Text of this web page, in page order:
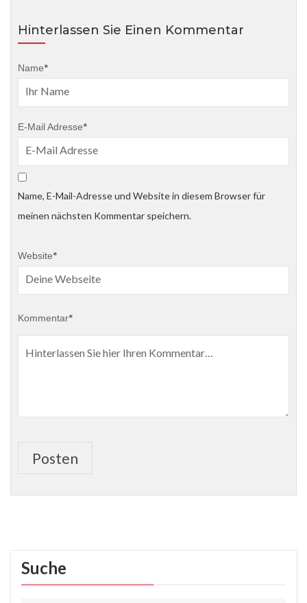
Hinterlassen Sie Einen Kommentar
Name*
E-Mail Adresse*
Name, E-Mail-Adresse und Website in diesem Browser für
meinen nächsten Kommentar speichern.
Website*
Kommentar*
Posten
Suche